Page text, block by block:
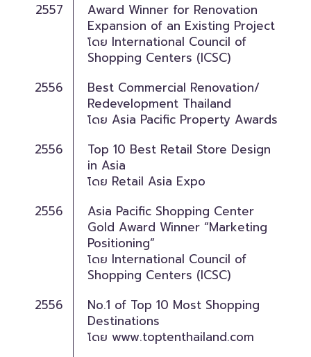
2557
Award Winner for Renovation
Expansion of an Existing Project
โดย International Council of
Shopping Centers (ICSC)
2556
Best Commercial Renovation/
Redevelopment Thailand
โดย Asia Pacific Property Awards
2556
Top 10 Best Retail Store Design
in Asia
โดย Retail Asia Expo
2556
Asia Pacific Shopping Center
Gold Award Winner “Marketing
Positioning”
โดย International Council of
Shopping Centers (ICSC)
2556
No.1 of Top 10 Most Shopping
Destinations
โดย www.toptenthailand.com